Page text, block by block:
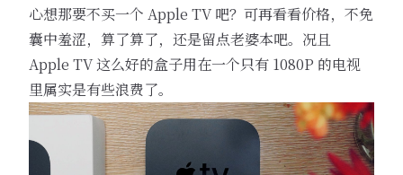
心想那要不买一个 Apple TV 吧？可再看看价格，不免
囊中羞涩，算了算了，还是留点老婆本吧。况且
Apple TV 这么好的盒子用在一个只有 1080P 的电视
里属实是有些浪费了。